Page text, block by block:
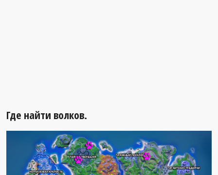
Где найти волков.